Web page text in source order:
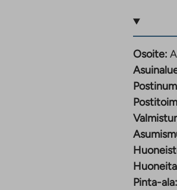
Osoite:
Pinta-ala: